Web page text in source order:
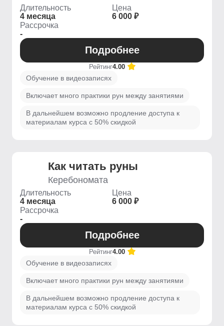
Длительность
4 месяца
Цена
6 000 ₽
Рассрочка
-
Подробнее
Рейтинг4.00
Обучение в видеозаписях
Включает много практики рун между занятиями
В дальнейшем возможно продление доступа к
материалам курса с 50% скидкой
Как читать руны
Керебономата
Длительность
4 месяца
Цена
6 000 ₽
Рассрочка
-
Подробнее
Рейтинг4.00
Обучение в видеозаписях
Включает много практики рун между занятиями
В дальнейшем возможно продление доступа к
материалам курса с 50% скидкой